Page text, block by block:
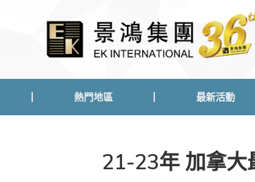
熱門地區 最新活動
21-23年 加拿大
熱門地區 最新活動